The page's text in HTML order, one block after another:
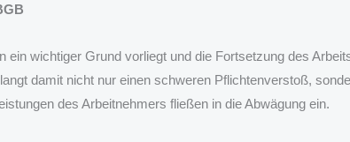
wichtiger Grund vorliegt und die Fortsetzung des
damit nicht nur einen schweren Pflichtenverstoß,
des Arbeitnehmers fließen in die Abwägung ein.